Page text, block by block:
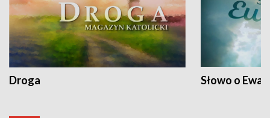
Droga Słowo o